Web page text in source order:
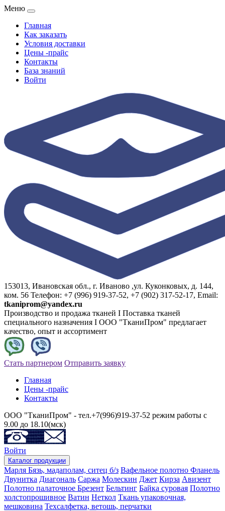
Меню
Главная
Как заказать
Условия доставки
Цены -прайс
Контакты
База знаний
Войти
153013, Ивановская обл., г. Иваново ,ул. Куконковых, д. 144,
ком. 56 Телефон: +7 (996) 919-37-52, +7 (902) 317-52-17, Email:
tkaniprom@yandex.ru
Производство и продажа тканей I Поставка тканей
специального назначения I ООО "ТканиПром" предлагает
качество, опыт и ассортимент
Стать партнером Отправить заявку
Главная
Цены -прайс
Контакты
ООО "ТканиПром" - тел.+7(996)919-37-52 режим работы с
9.00 до 18.10(мск)
Войти
Каталог продукции
Марля Бязь, мадаполам, ситец б/з Вафельное полотно Фланель
Двунитка Диагональ Саржа Молескин Джет Кирза Авизент
Полотно палаточное Брезент Бельтинг Байка суровая Полотно
холстопрошивное Ватин Неткол Ткань упаковочная,
мешковина Техсалфетка, ветошь, перчатки